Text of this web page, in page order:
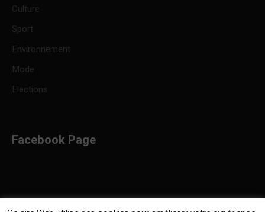
Culture
Sport
Environnement
Mode
Elections
Facebook Page